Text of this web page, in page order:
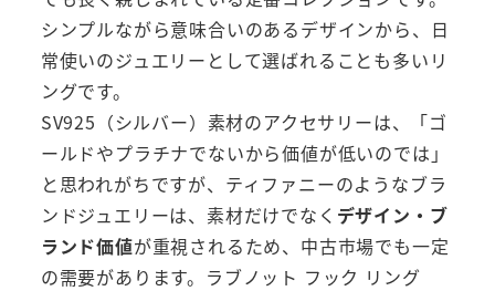
シンプルながら意味合いのあるデザインから、日
常使いのジュエリーとして選ばれることも多いリ
ングです。
SV925（シルバー）素材のアクセサリーは、「ゴ
ールドやプラチナでないから価値が低いのでは」
と思われがちですが、ティファニーのようなブラ
ンドジュエリーは、素材だけでなく デザイン・ブ
ランド価値が重視されるため、中古市場でも一定
の需要があります。ラブノット フック リング